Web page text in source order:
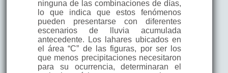
ninguna de las combinaciones de días,
lo que indica que estos fenómenos
pueden presentarse con diferentes
escenarios de lluvia acumulada
antecedente. Los lahares ubicados en
el área “C” de las figuras, por ser los
que menos precipitaciones necesitaron
para su ocurrencia, determinaran el